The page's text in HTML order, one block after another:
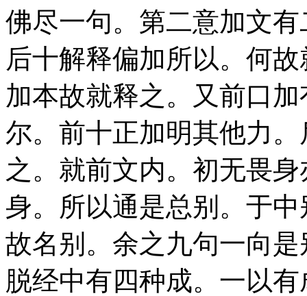
佛尽一句。第二意加文
后十解释偏加所以。何
加本故就释之。又前口
尔。前十正加明其他力
之。就前文内。初无畏
身。所以通是总别。于
故名别。余之九句一向
脱经中有四种成。一以